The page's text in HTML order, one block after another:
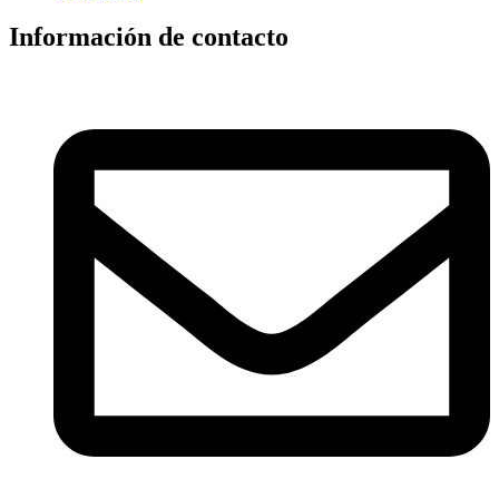
Información de contacto